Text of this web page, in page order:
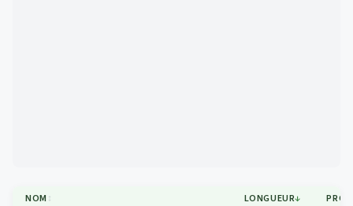
NOM ↕ LONGUEUR↓